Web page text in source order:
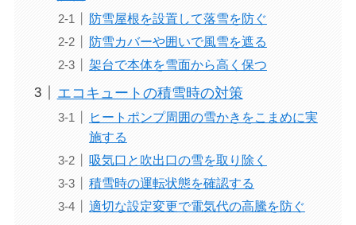
防雪屋根を設置して落雪を防ぐ
防雪カバーや囲いで風雪を遮る
架台で本体を雪面から高く保つ
エコキュートの積雪時の対策
ヒートポンプ周囲の雪かきをこまめに実
施する
吸気口と吹出口の雪を取り除く
積雪時の運転状態を確認する
適切な設定変更で電気代の高騰を防ぐ